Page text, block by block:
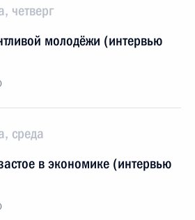
четверг
молодёжи (интервью
среда
в экономике (интервью